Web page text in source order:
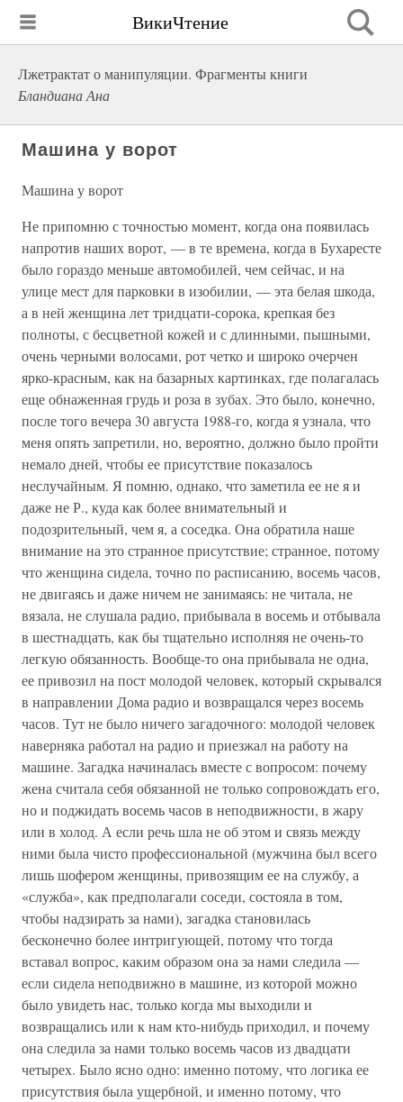
ВикиЧтение
Лжетрактат о манипуляции. Фрагменты книги
Бландиана Ана
Машина у ворот
Машина у ворот
Не припомню с точностью момент, когда она появилась
напротив наших ворот, — в те времена, когда в Бухаресте
было гораздо меньше автомобилей, чем сейчас, и на
улице мест для парковки в изобилии, — эта белая шкода,
а в ней женщина лет тридцати-сорока, крепкая без
полноты, с бесцветной кожей и с длинными, пышными,
очень черными волосами, рот четко и широко очерчен
ярко-красным, как на базарных картинках, где полагалась
еще обнаженная грудь и роза в зубах. Это было, конечно,
после того вечера 30 августа 1988-го, когда я узнала, что
меня опять запретили, но, вероятно, должно было пройти
немало дней, чтобы ее присутствие показалось
неслучайным. Я помню, однако, что заметила ее не я и
даже не Р., куда как более внимательный и
подозрительный, чем я, а соседка. Она обратила наше
внимание на это странное присутствие; странное, потому
что женщина сидела, точно по расписанию, восемь часов,
не двигаясь и даже ничем не занимаясь: не читала, не
вязала, не слушала радио, прибывала в восемь и отбывала
в шестнадцать, как бы тщательно исполняя не очень-то
легкую обязанность. Вообще-то она прибывала не одна,
ее привозил на пост молодой человек, который скрывался
в направлении Дома радио и возвращался через восемь
часов. Тут не было ничего загадочного: молодой человек
наверняка работал на радио и приезжал на работу на
машине. Загадка начиналась вместе с вопросом: почему
жена считала себя обязанной не только сопровождать его,
но и поджидать восемь часов в неподвижности, в жару
или в холод. А если речь шла не об этом и связь между
ними была чисто профессиональной (мужчина был всего
лишь шофером женщины, привозящим ее на службу, а
«служба», как предполагали соседи, состояла в том,
чтобы надзирать за нами), загадка становилась
бесконечно более интригующей, потому что тогда
вставал вопрос, каким образом она за нами следила —
если сидела неподвижно в машине, из которой можно
было увидеть нас, только когда мы выходили и
возвращались или к нам кто-нибудь приходил, и почему
она следила за нами только восемь часов из двадцати
четырех. Было ясно одно: именно потому, что логика ее
присутствия была ущербной, и именно потому, что